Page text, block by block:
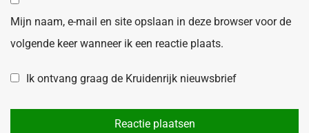
Mijn naam, e-mail en site opslaan in deze browser voor de
volgende keer wanneer ik een reactie plaats.
Ik ontvang graag de Kruidenrijk nieuwsbrief